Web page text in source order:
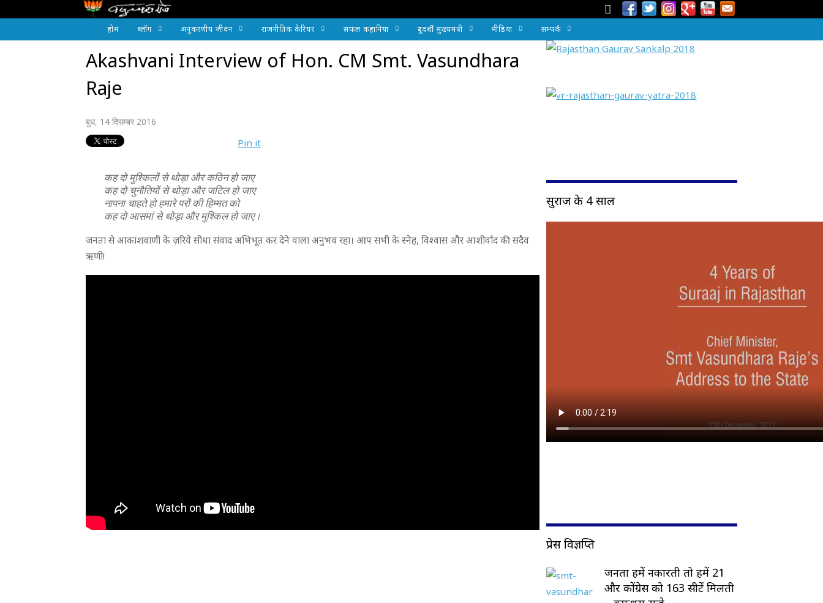
होम ब्लॉग अनुकरणीय जीवन राजनीतिक कैरियर सफल कहानियां दूरदर्शी मुख्यमंत्री मीडिया सम्पर्क
Akashvani Interview of Hon. CM Smt. Vasundhara
Raje
बुध, 14 दिसम्बर 2016
Pin it
कह दो मुश्किलों से थोड़ा और कठिन हो जाए
कह दो चुनौतियों से थोड़ा और जटिल हो जाए
नापना चाहते हो हमारे परों की हिम्मत को
कह दो आसमां से थोड़ा और मुश्किल हो जाए।
जनता से आकाशवाणी के ज़रिये सीधा संवाद अभिभूत कर देने वाला अनुभव रहा। आप सभी के स्नेह, विश्वास और आशीर्वाद की सदैव
ऋणी!
सुराज के 4 साल
प्रेस विज्ञप्ति
जनता हमें नकारती तो हमें 21
और कोंग्रेस को 163 सीटें मिलती